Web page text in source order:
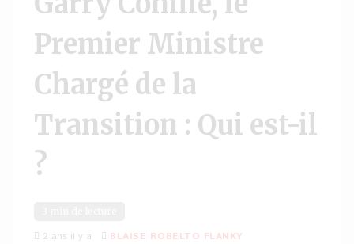
Premier Ministre
Chargé de la
Transition : Qui est-il
?
2 ans il y a BLAISE ROBELTO FLANKY